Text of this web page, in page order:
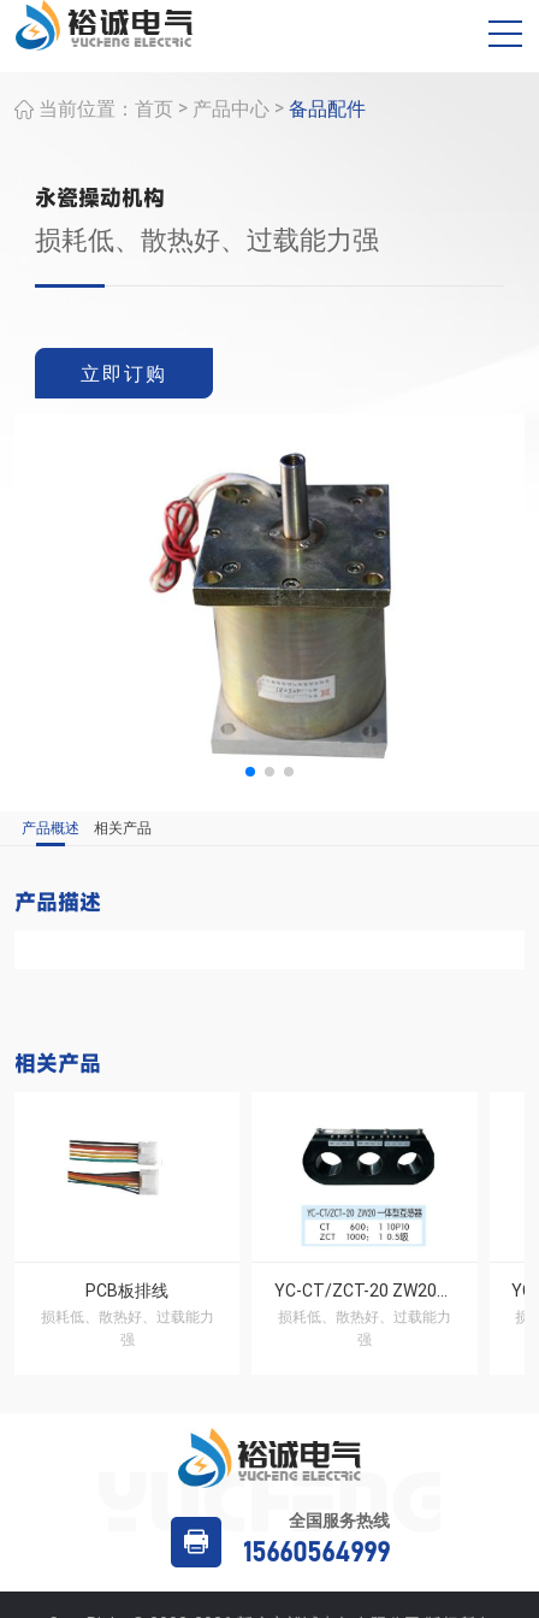
当前位置： 首页 > 产品中心 > 备品配件
永瓷操动机构
损耗低、散热好、过载能力强
立即订购
产品概述 相关产品
产品描述
相关产品
PCB板排线
损耗低、散热好、过载能力
强
损耗低、散热好、过载能力
强
损
全国服务热线
15660564999